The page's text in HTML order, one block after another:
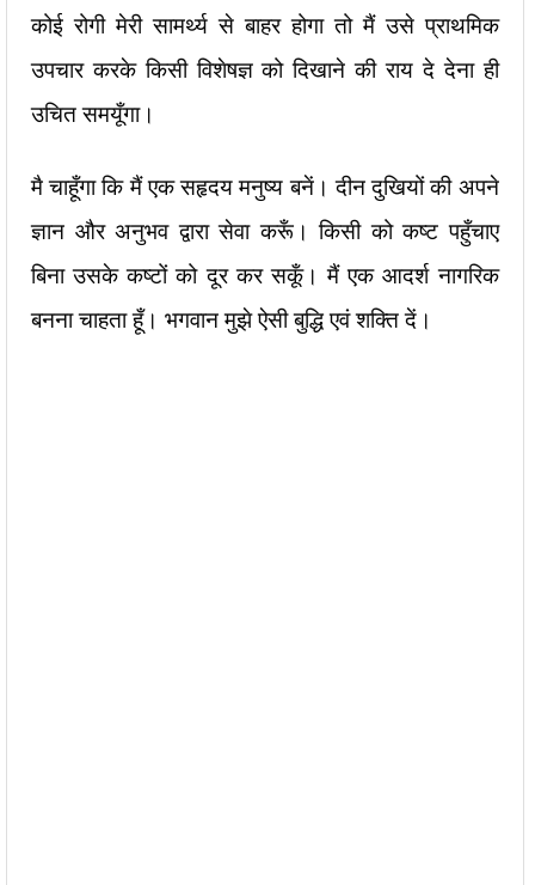
कोई रोगी मेरी सामर्थ्य से बाहर होगा तो मैं उसे प्राथमिक
उपचार करके किसी विशेषज्ञ को दिखाने की राय दे देना ही
उचित समयूँगा।
मै चाहूँगा कि मैं एक सहृदय मनुष्य बनें। दीन दुखियों की अपने
ज्ञान और अनुभव द्वारा सेवा करूँ। किसी को कष्ट पहुँचाए
बिना उसके कष्टों को दूर कर सकूँ। मैं एक आदर्श नागरिक
बनना चाहता हूँ। भगवान मुझे ऐसी बुद्धि एवं शक्ति दें।